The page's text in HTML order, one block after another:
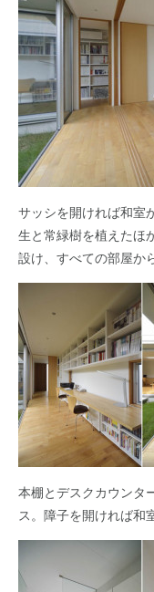
サッシを開ければ和室
生と常緑樹を植えたほ
設け、すべての部屋か
本棚とデスクカウンタ
ス。障子を開ければ和